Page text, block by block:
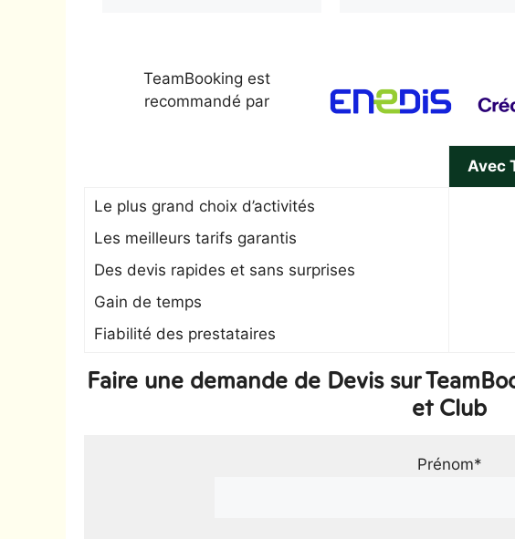
TeamBooking est
recommandé par
Avec
Le plus grand choix d’activités
Les meilleurs tarifs garantis
Des devis rapides et sans surprises
Gain de temps
Fiabilité des prestataires
Faire une demande de Devis sur
et Club
Prénom*